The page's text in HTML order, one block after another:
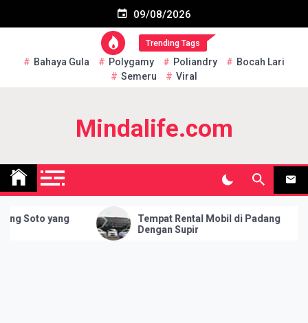
09/08/2026
Trending Tags
Bahaya Gula Polygamy Poliandry
Bocah Lari
Semeru
Viral
Mindalife.com
Soto yang
Tempat Rental Mobil di Padang
Dengan Supir
Subscribe US Now